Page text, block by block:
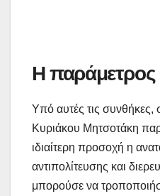
Η
Υπό αυτές τις συνθήκες,
Κυριάκου Μητσοτάκη
ιδιαίτερη προσοχή η
αντιπολίτευσης και
μπορούσε να